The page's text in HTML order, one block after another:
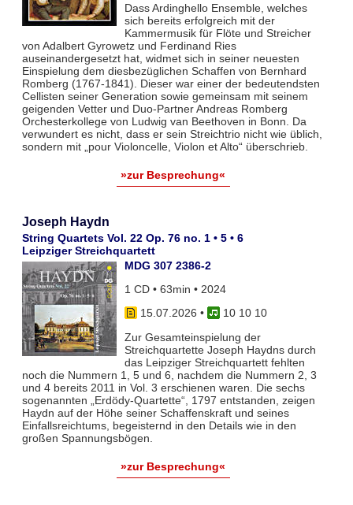
Dass Ardinghello Ensemble, welches
sich bereits erfolgreich mit der
Kammermusik für Flöte und Streicher
von Adalbert Gyrowetz und Ferdinand Ries
auseinandergesetzt hat, widmet sich in seiner neuesten
Einspielung dem diesbezüglichen Schaffen von Bernhard
Romberg (1767-1841). Dieser war einer der bedeutendsten
Cellisten seiner Generation sowie gemeinsam mit seinem
geigenden Vetter und Duo-Partner Andreas Romberg
Orchesterkollege von Ludwig van Beethoven in Bonn. Da
verwundert es nicht, dass er sein Streichtrio nicht wie üblich,
sondern mit „pour Violoncelle, Violon et Alto“ überschrieb.
»zur Besprechung«
Joseph Haydn
String Quartets Vol. 22 Op. 76 no. 1 • 5 • 6
Leipziger Streichquartett
MDG 307 2386-2
1 CD • 63min • 2024
15.07.2026 •
10 10 10
Zur Gesamteinspielung der
Streichquartette Joseph Haydns durch
das Leipziger Streichquartett fehlten
noch die Nummern 1, 5 und 6, nachdem die Nummern 2, 3
und 4 bereits 2011 in Vol. 3 erschienen waren. Die sechs
sogenannten „Erdödy-Quartette“, 1797 entstanden, zeigen
Haydn auf der Höhe seiner Schaffenskraft und seines
Einfallsreichtums, begeisternd in den Details wie in den
großen Spannungsbögen.
»zur Besprechung«